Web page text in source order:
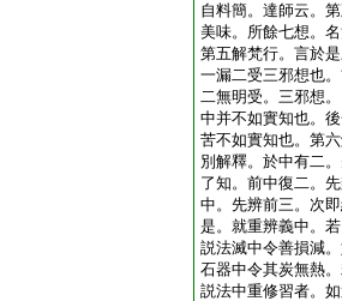
自料簡。達師云。
美味。所餘七想。
第五解梵行。言於
一漏二受三邪想也
二無明受。三邪想
中并不如實知也。
苦不如實知也。第
別解釋。於中有二
了知。前中復二。
中。先辨前三。次
是。就重辨義中。
説法滅中令善損減
石器中令其炭無熱
説法中重修習者。